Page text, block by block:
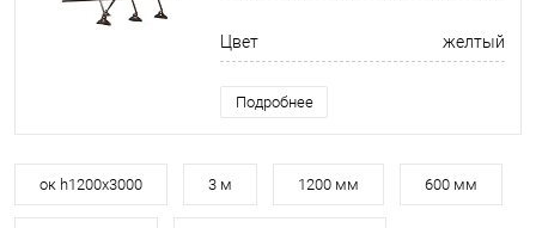
Цвет желтый
Подробнее
ок h1200х3000 3 м 1200 мм 600 мм